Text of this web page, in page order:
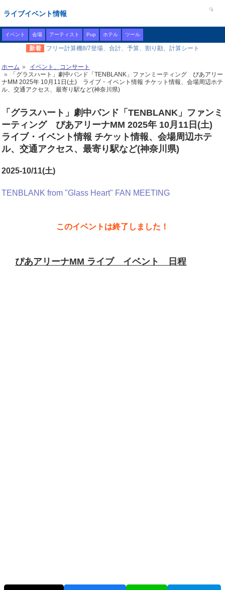
ライブイベント情報
イベント 会場 アーティスト Pup ホテル ツール
新着 フリー計算機8/7登場、合計、予算、割り勘、計算シート
ホーム
イベント、コンサート
「グラスハート」劇中バンド「TENBLANK」ファンミーティング ぴあアリー
ナMM 2025年 10月11日(土) ライブ・イベント情報 チケット情報、会場周辺ホテ
ル、交通アクセス、最寄り駅など(神奈川県)
「グラスハート」劇中バンド「TENBLANK」ファンミ
ーティング ぴあアリーナMM 2025年 10月11日(土)
ライブ・イベント情報 チケット情報、会場周辺ホテ
ル、交通アクセス、最寄り駅など(神奈川県)
2025-10/11(土)
TENBLANK from "Glass Heart" FAN MEETING
このイベントは終了しました！
ぴあアリーナMM ライブ イベント 日程